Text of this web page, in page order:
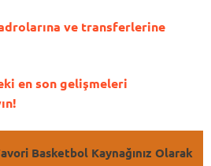
ve transferlerine
en son gelişmeleri
Basketbol Kaynağınız Olarak